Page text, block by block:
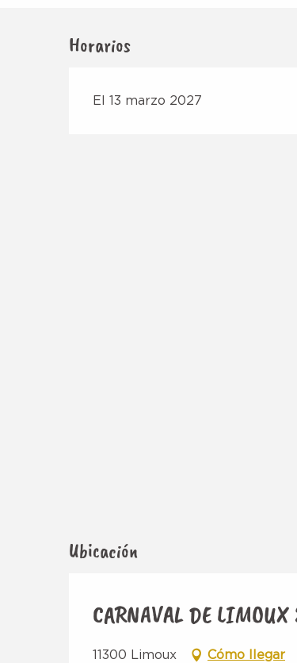
Horarios
El 13 marzo 2027
Ubicación
CARNAVAL DE
11300 Limoux Cómo llegar